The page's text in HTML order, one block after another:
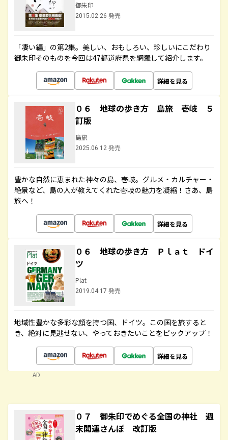
御朱印
2015.02.26 発売
「凄い編」の第2集。美しい、おもしろい、珍しいにこだわり
御朱印そのものを今回は47都道府県を網羅して紹介します。
詳細を見る
０６ 地球の歩き方 島旅 壱岐 ５
訂版
島旅
2025.06.12 発売
豊かな自然に恵まれた神々の島、壱岐。グルメ・カルチャー・
絶景など、島の人が教えてくれた壱岐の魅力を凝縮！さあ、島
旅へ！
詳細を見る
０６ 地球の歩き方 Ｐｌａｔ ドイ
ツ
Plat
2019.04.17 発売
地域性豊かな多彩な顔を持つ国、ドイツ。この国を旅すると
き、絶対に見逃せない、やっておきたいことをピックアップ！
詳細を見る
AD
０７ 御朱印でめぐる全国の神社 週
末開運さんぽ 改訂版